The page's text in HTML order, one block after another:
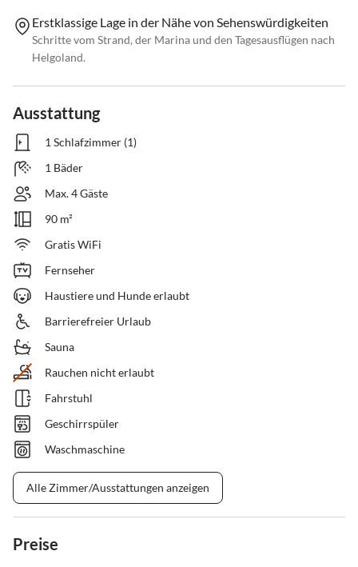
Erstklassige Lage in der Nähe von Sehenswürdigkeiten
Schritte vom Strand, der Marina und den Tagesausflügen nach
Helgoland.
Ausstattung
1 Schlafzimmer (1)
1 Bäder
Max. 4 Gäste
90 m²
Gratis WiFi
Fernseher
Haustiere und Hunde erlaubt
Barrierefreier Urlaub
Sauna
Rauchen nicht erlaubt
Fahrstuhl
Geschirrspüler
Waschmaschine
Alle Zimmer/Ausstattungen anzeigen
Preise